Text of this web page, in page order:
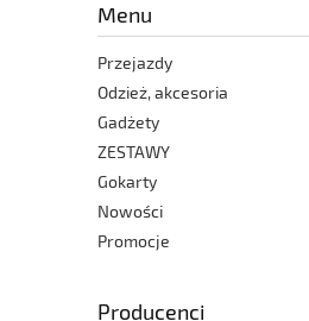
Menu
Przejazdy
Odzież, akcesoria
Gadżety
ZESTAWY
Gokarty
Nowości
Promocje
Producenci